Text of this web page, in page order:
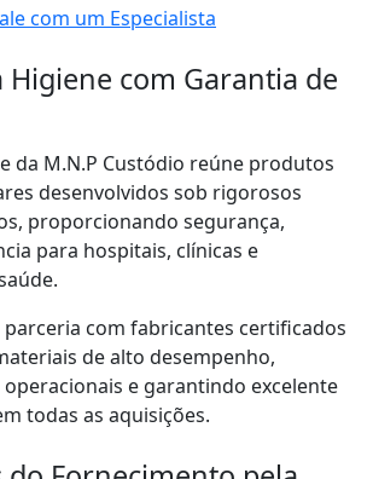
com um Especialista
Higiene com Garantia de
da M.N.P Custódio reúne produtos
desenvolvidos sob rigorosos
proporcionando segurança,
para hospitais, clínicas e
com fabricantes certificados
de alto desempenho,
e garantindo excelente
todas as aquisições.